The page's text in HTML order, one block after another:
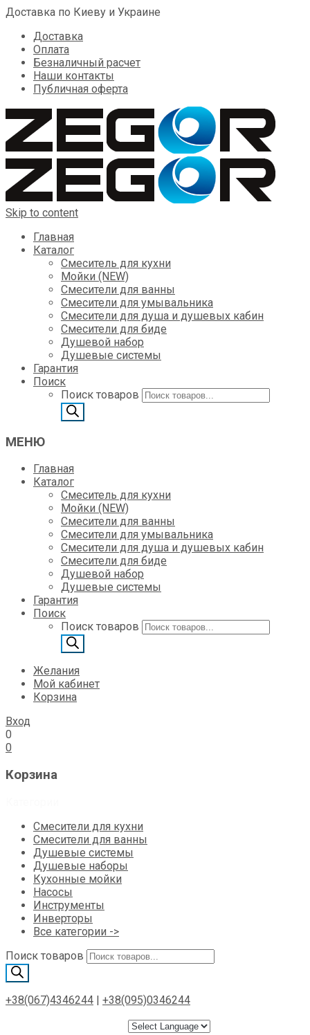
Доставка по Киеву и Украине
Доставка
Оплата
Безналичный расчет
Наши контакты
Публичная оферта
Skip to content
Главная
Каталог
Смеситель для кухни
Мойки (NEW)
Смесители для ванны
Смесители для умывальника
Смесители для душа и душевых кабин
Смесители для биде
Душевой набор
Душевые системы
Гарантия
Поиск
Поиск товаров
МЕНЮ
Главная
Каталог
Смеситель для кухни
Мойки (NEW)
Смесители для ванны
Смесители для умывальника
Смесители для душа и душевых кабин
Смесители для биде
Душевой набор
Душевые системы
Гарантия
Поиск
Поиск товаров
Желания
Мой кабинет
Корзина
Вход
0
0
Корзина
Смесители для кухни
Смесители для ванны
Душевые системы
Душевые наборы
Кухонные мойки
Насосы
Инструменты
Инверторы
Все категории ->
Поиск товаров
+38(067)4346244 | +38(095)0346244